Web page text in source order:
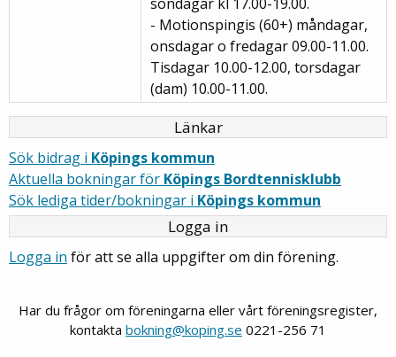
- Motionspingis (60+) måndagar,
onsdagar o fredagar 09.00-11.00.
Tisdagar 10.00-12.00, torsdagar
(dam) 10.00-11.00.
Länkar
Sök bidrag i Köpings kommun
Aktuella bokningar för Köpings Bordtennisklubb
Sök lediga tider/bokningar i Köpings kommun
Logga in
Logga in för att se alla uppgifter om din förening.
Har du frågor om föreningarna eller vårt föreningsregister,
kontakta bokning@koping.se 0221-256 71